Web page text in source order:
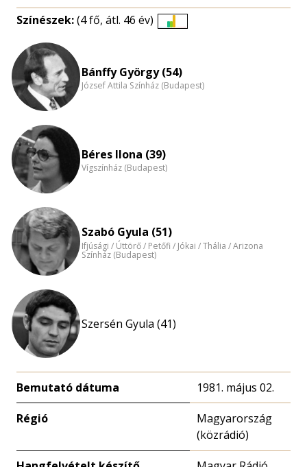
Színészek:(4 fő, átl. 46 év)
nagyítása
Bánffy György (54)
József Attila Színház (Budapest)
Béres Ilona (39)
Vígszínház (Budapest)
Szabó Gyula (51)
Ifjúsági / Úttörő / Petőfi / Jókai / Thália / Arizona
Színház (Budapest)
Szersén Gyula (41)
Bemutató dátuma 1981. május 02.
Régió
Magyarország
(közrádió)